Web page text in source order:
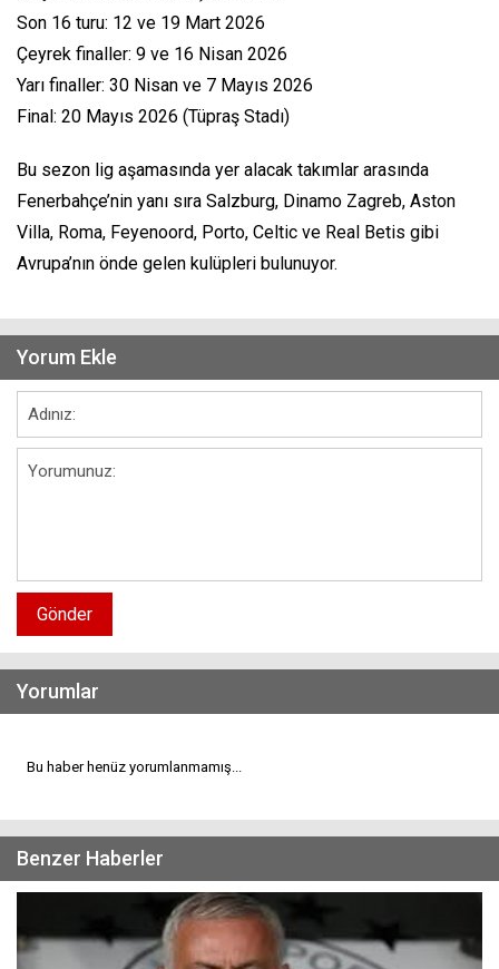
Son 16 turu: 12 ve 19 Mart 2026
Çeyrek finaller: 9 ve 16 Nisan 2026
Yarı finaller: 30 Nisan ve 7 Mayıs 2026
Final: 20 Mayıs 2026 (Tüpraş Stadı)
Bu sezon lig aşamasında yer alacak takımlar arasında
Fenerbahçe’nin yanı sıra Salzburg, Dinamo Zagreb, Aston
Villa, Roma, Feyenoord, Porto, Celtic ve Real Betis gibi
Avrupa’nın önde gelen kulüpleri bulunuyor.
Yorum Ekle
Gönder
Yorumlar
Bu haber henüz yorumlanmamış...
Benzer Haberler